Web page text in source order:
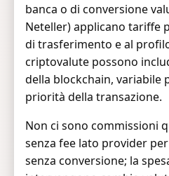
banca o di conversione
Neteller) applicano tariffe
di trasferimento e al
criptovalute possono
della blockchain, variabile
priorità della transazione.
Non ci sono commissioni
senza fee lato provider
senza conversione; la